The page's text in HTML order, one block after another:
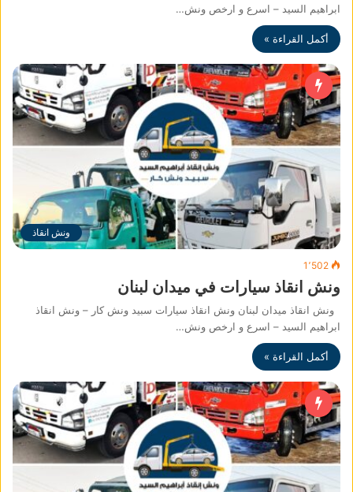
ابراهيم السيد – اسرع و ارخص ونش…
أكمل القراءة »
ونش انقاذ
1٬502
ونش انقاذ سيارات في ميدان لبنان
ونش انقاذ ميدان لبنان ونش انقاذ سيارات سبيد ونش كار – ونش انقاذ
ابراهيم السيد – اسرع و ارخص ونش…
أكمل القراءة »